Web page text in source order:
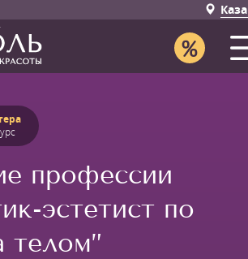
профессии
эстетист по
телом”